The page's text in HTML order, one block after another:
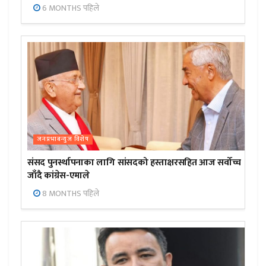
6 MONTHS पहिले
जनप्रभाबन्युज विशेष
संसद पुनर्स्थापनाका लागि सांसदको हस्ताक्षरसहित आज सर्वोच्च
जाँदै कांग्रेस-एमाले
8 MONTHS पहिले